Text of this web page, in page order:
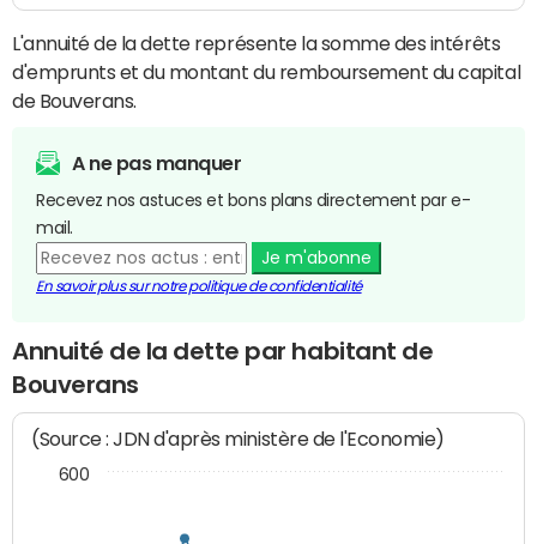
L'annuité de la dette représente la somme des intérêts
d'emprunts et du montant du remboursement du capital
de Bouverans.
A ne pas manquer
Recevez nos astuces et bons plans directement par e-
mail.
Je m'abonne
En savoir plus sur notre politique de confidentialité
Annuité de la dette par habitant de
Bouverans
(Source : JDN d'après ministère de l'Economie)
600